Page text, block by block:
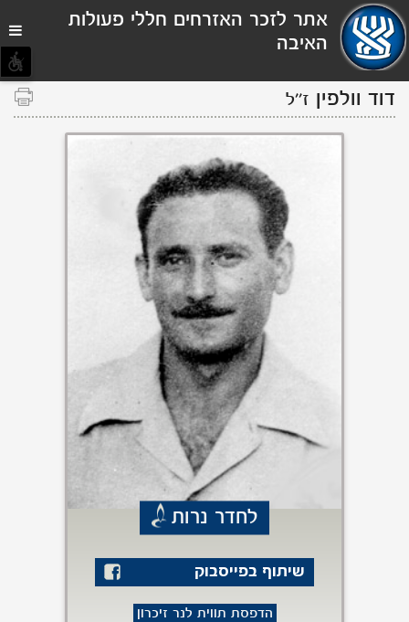
תפריט
נגישות
אתר לזכר האזרחים חללי פעולות
האיבה
דוד וולפין ז''ל
לחדר נרות
שיתוף בפייסבוק
הדפסת תווית לנר זיכרון